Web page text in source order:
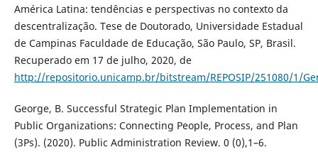
América Latina: tendências e perspectivas no contexto da
descentralização. Tese de Doutorado, Universidade Estadual
de Campinas Faculdade de Educação, São Paulo, SP, Brasil.
Recuperado em 17 de julho, 2020, de
http://repositorio.unicamp.br/bitstream/REPOSIP/251080/1/
George, B. Successful Strategic Plan Implementation in
Public Organizations: Connecting People, Process, and Plan
(3Ps). (2020). Public Administration Review. 0 (0),1–6.